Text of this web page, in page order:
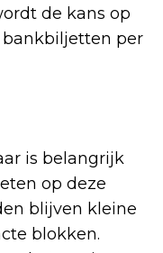
de kans op
per
is belangrijk
op deze
blijven kleine
blokken.